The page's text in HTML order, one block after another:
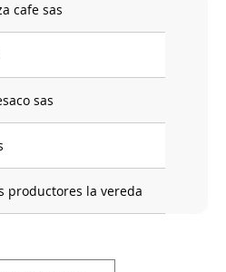
cafe sas
sas
productores la vereda